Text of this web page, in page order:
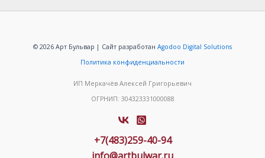
© 2026 Арт Бульвар | Сайт разработан Agodoo Digital Solutions
Политика конфиденциальности
ИП Меркачёв Алексей Григорьевич
ОГРНИП: 304323331000088
+7(483)259-40-94